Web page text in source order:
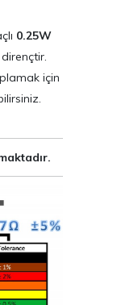
0.25W
için